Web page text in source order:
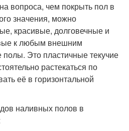
вопроса, чем покрыть пол в
значения, можно
красивые, долговечные и
к любым внешним
Это пластичные текучие
растекаться по
её в горизонтальной
наливных полов в